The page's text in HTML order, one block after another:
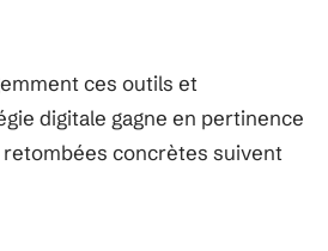
ces outils et
digitale gagne en pertinence
concrètes suivent